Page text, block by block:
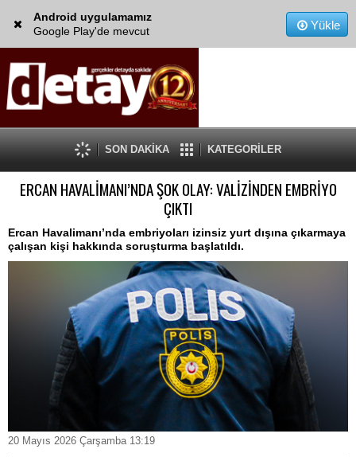
Android uygulamamız
Google Play'de mevcut
Yükle
SON DAKİKA KATEGORİLER
ERCAN HAVALİMANI’NDA ŞOK OLAY: VALİZİNDEN EMBRİYO
ÇIKTI
Ercan Havalimanı’nda embriyoları izinsiz yurt dışına çıkarmaya
çalışan kişi hakkında soruşturma başlatıldı.
20 Mayıs 2026 Çarşamba 13:19